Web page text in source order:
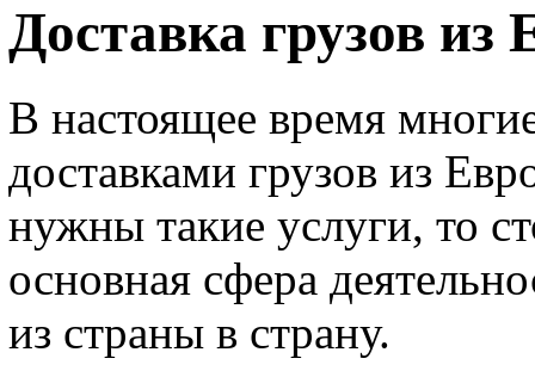
Доставка грузов из
В настоящее время
доставками грузов из
нужны такие услуги, то
основная сфера
из страны в страну.